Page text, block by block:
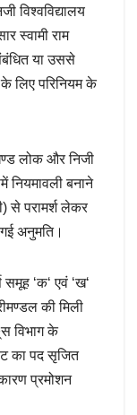
विश्वविद्यालय
स्वामी राम
या उससे
लिए परिनियम के
लोक और निजी
नियमावली बनाने
से परामर्श लेकर
गई अनुमति।
समूह ‘क‘ एवं ‘ख‘
की मिली
विभाग के
का पद सृजित
प्रमोशन